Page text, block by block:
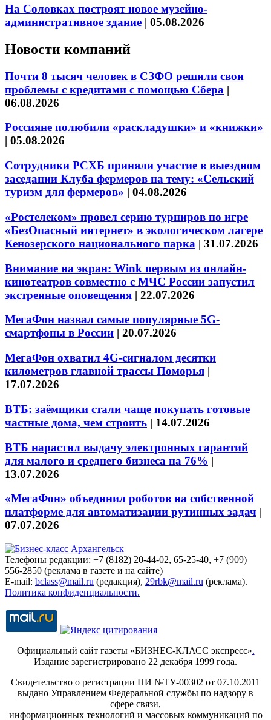
На Соловках построят новое музейно-
административное здание | 05.08.2026
Новости компаний
Почти 8 тысяч человек в СЗФО решили свои
проблемы с кредитами с помощью Сбера |
06.08.2026
Россияне полюбили «раскладушки» и «книжки»
| 05.08.2026
Сотрудники РСХБ приняли участие в выездном
заседании Клуба фермеров на тему: «Сельский
туризм для фермеров» | 04.08.2026
«Ростелеком» провел серию турниров по игре
«БезОпасный интернет» в экологическом лагере
Кенозерского национального парка | 31.07.2026
Внимание на экран: Wink первым из онлайн-
кинотеатров совместно с МЧС России запустил
экстренные оповещения | 22.07.2026
МегаФон назвал самые популярные 5G-
смартфоны в России | 20.07.2026
МегаФон охватил 4G-сигналом десятки
километров главной трассы Поморья |
17.07.2026
ВТБ: заёмщики стали чаще покупать готовые
частные дома, чем строить | 14.07.2026
ВТБ нарастил выдачу электронных гарантий
для малого и среднего бизнеса на 76% |
13.07.2026
«МегаФон» объединил роботов на собственной
платформе для автоматизации рутинных задач |
07.07.2026
Телефоны редакции: +7 (8182) 20-44-02, 65-25-40, +7 (909)
556-2850 (реклама в газете и на сайте)
E-mail: bclass@mail.ru (редакция), 29rbk@mail.ru (реклама).
Политика конфиденциальности.
Официальный сайт газеты «БИЗНЕС-КЛАСС экспресс».
Издание зарегистрировано 22 декабря 1999 года.
Свидетельство о регистрации ПИ №ТУ-00302 от 07.10.2011
выдано Управлением Федеральной службы по надзору в
сфере связи,
информационных технологий и массовых коммуникаций по